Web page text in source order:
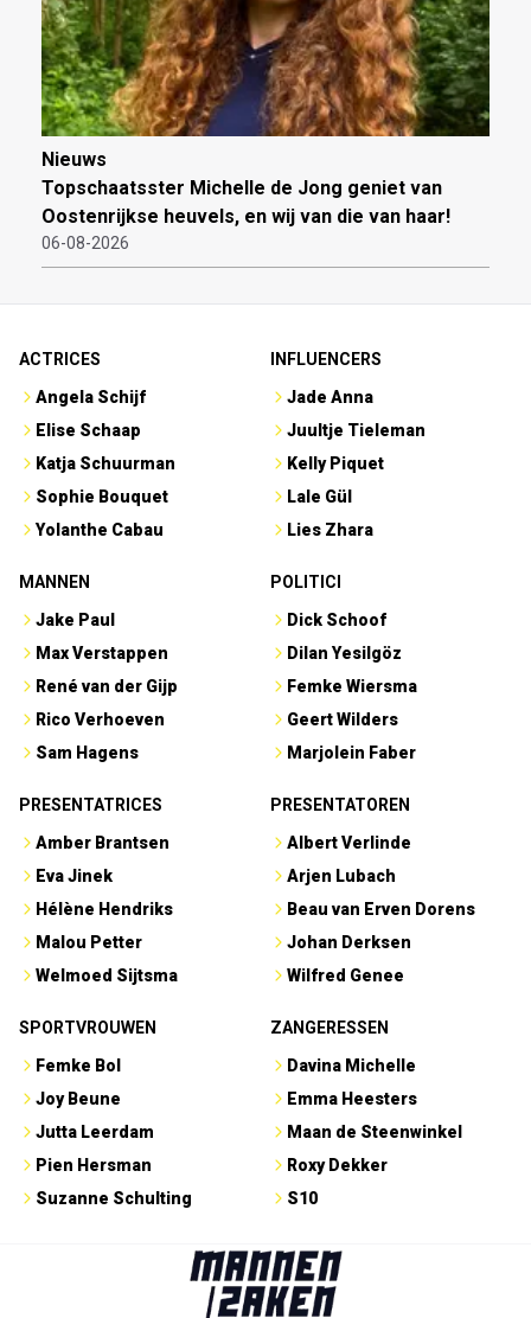
Nieuws
Topschaatsster Michelle de Jong geniet van
Oostenrijkse heuvels, en wij van die van haar!
06-08-2026
ACTRICES
Angela Schijf
Elise Schaap
Katja Schuurman
Sophie Bouquet
Yolanthe Cabau
INFLUENCERS
Jade Anna
Juultje Tieleman
Kelly Piquet
Lale Gül
Lies Zhara
MANNEN
Jake Paul
Max Verstappen
René van der Gijp
Rico Verhoeven
Sam Hagens
POLITICI
Dick Schoof
Dilan Yesilgöz
Femke Wiersma
Geert Wilders
Marjolein Faber
PRESENTATRICES
Amber Brantsen
Eva Jinek
Hélène Hendriks
Malou Petter
Welmoed Sijtsma
PRESENTATOREN
Albert Verlinde
Arjen Lubach
Beau van Erven Dorens
Johan Derksen
Wilfred Genee
SPORTVROUWEN
Femke Bol
Joy Beune
Jutta Leerdam
Pien Hersman
Suzanne Schulting
ZANGERESSEN
Davina Michelle
Emma Heesters
Maan de Steenwinkel
Roxy Dekker
S10